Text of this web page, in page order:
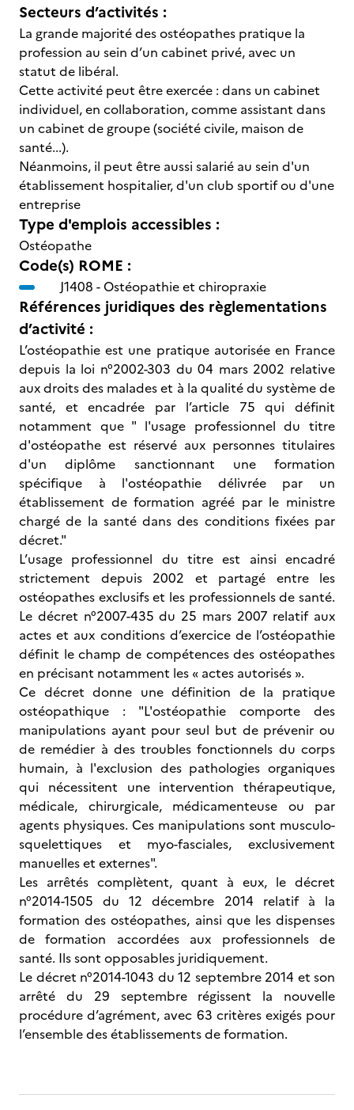
Secteurs d’activités :
La grande majorité des ostéopathes pratique la
profession au sein d’un cabinet privé, avec un
statut de libéral.
Cette activité peut être exercée : dans un cabinet
individuel, en collaboration, comme assistant dans
un cabinet de groupe (société civile, maison de
santé...).
Néanmoins, il peut être aussi salarié au sein d'un
établissement hospitalier, d'un club sportif ou d'une
entreprise
Type d'emplois accessibles :
Ostéopathe
Code(s) ROME :
J1408 -Ostéopathie et chiropraxie
Références juridiques des règlementations
d’activité :
L’ostéopathie est une pratique autorisée en France
depuis la loi n°2002-303 du 04 mars 2002 relative
aux droits des malades et à la qualité du système de
santé, et encadrée par l’article 75 qui définit
notamment que " l'usage professionnel du titre
d'ostéopathe est réservé aux personnes titulaires
d'un diplôme sanctionnant une formation
spécifique à l'ostéopathie délivrée par un
établissement de formation agréé par le ministre
chargé de la santé dans des conditions fixées par
décret."
L’usage professionnel du titre est ainsi encadré
strictement depuis 2002 et partagé entre les
ostéopathes exclusifs et les professionnels de santé.
Le décret n°2007-435 du 25 mars 2007 relatif aux
actes et aux conditions d’exercice de l’ostéopathie
définit le champ de compétences des ostéopathes
en précisant notamment les « actes autorisés ».
Ce décret donne une définition de la pratique
ostéopathique : "L'ostéopathie comporte des
manipulations ayant pour seul but de prévenir ou
de remédier à des troubles fonctionnels du corps
humain, à l'exclusion des pathologies organiques
qui nécessitent une intervention thérapeutique,
médicale, chirurgicale, médicamenteuse ou par
agents physiques. Ces manipulations sont musculo-
squelettiques et myo-fasciales, exclusivement
manuelles et externes".
Les arrêtés complètent, quant à eux, le décret
n°2014-1505 du 12 décembre 2014 relatif à la
formation des ostéopathes, ainsi que les dispenses
de formation accordées aux professionnels de
santé. Ils sont opposables juridiquement.
Le décret n°2014-1043 du 12 septembre 2014 et son
arrêté du 29 septembre régissent la nouvelle
procédure d’agrément, avec 63 critères exigés pour
l’ensemble des établissements de formation.